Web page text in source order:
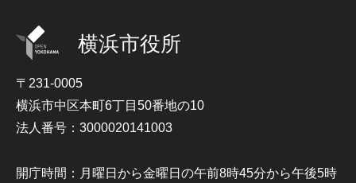
横浜市役所
〒231-0005
横浜市中区本町6丁目50番地の10
法人番号：3000020141003
開庁時間：月曜日から金曜日の午前8時45分から午後5時